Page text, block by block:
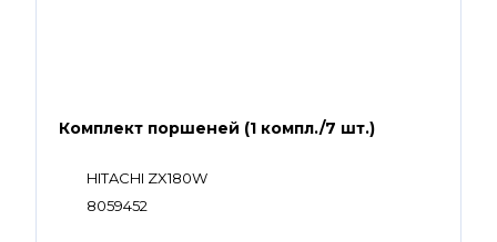
Комплект поршеней (1 компл./7 шт.)
HITACHI ZX180W
8059452